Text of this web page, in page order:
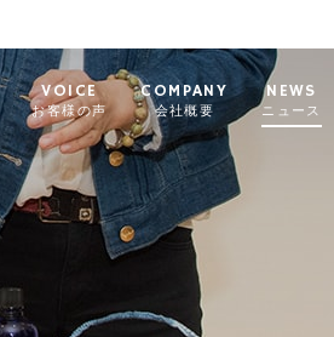
VOICE
お客様の声
COMPANY
会社概要
NEWS
ニュース